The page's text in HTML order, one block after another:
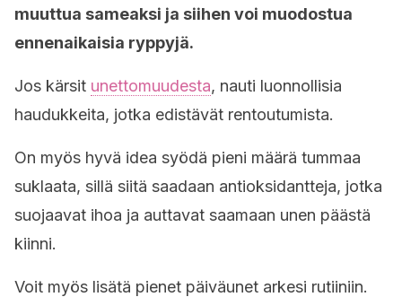
muuttua sameaksi ja siihen voi muodostua
ennenaikaisia ryppyjä.
Jos kärsit unettomuudesta, nauti luonnollisia
haudukkeita, jotka edistävät rentoutumista.
On myös hyvä idea syödä pieni määrä tummaa
suklaata, sillä siitä saadaan antioksidantteja, jotka
suojaavat ihoa ja auttavat saamaan unen päästä
kiinni.
Voit myös lisätä pienet päiväunet arkesi rutiiniin.